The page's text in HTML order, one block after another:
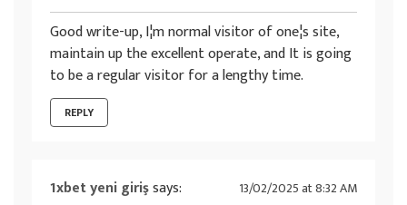
Good write-up, I¦m normal visitor of one¦s site,
maintain up the excellent operate, and It is going
to be a regular visitor for a lengthy time.
REPLY
1xbet yeni girişsays: 13/02/2025 at 8:32 AM